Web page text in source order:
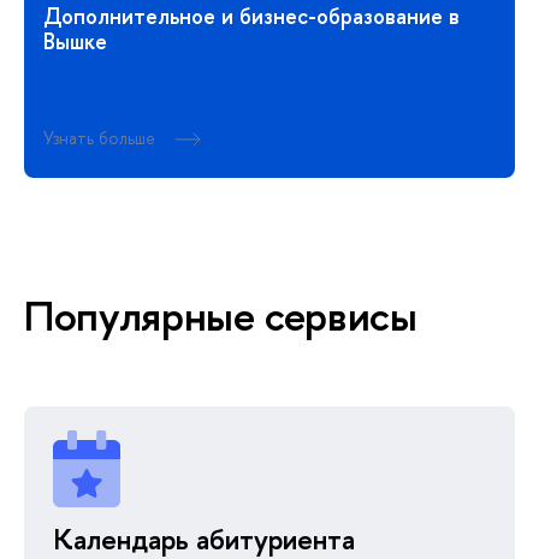
Дополнительное и бизнес-образование в
Вышке
Узнать больше
Популярные сервисы
Календарь абитуриента